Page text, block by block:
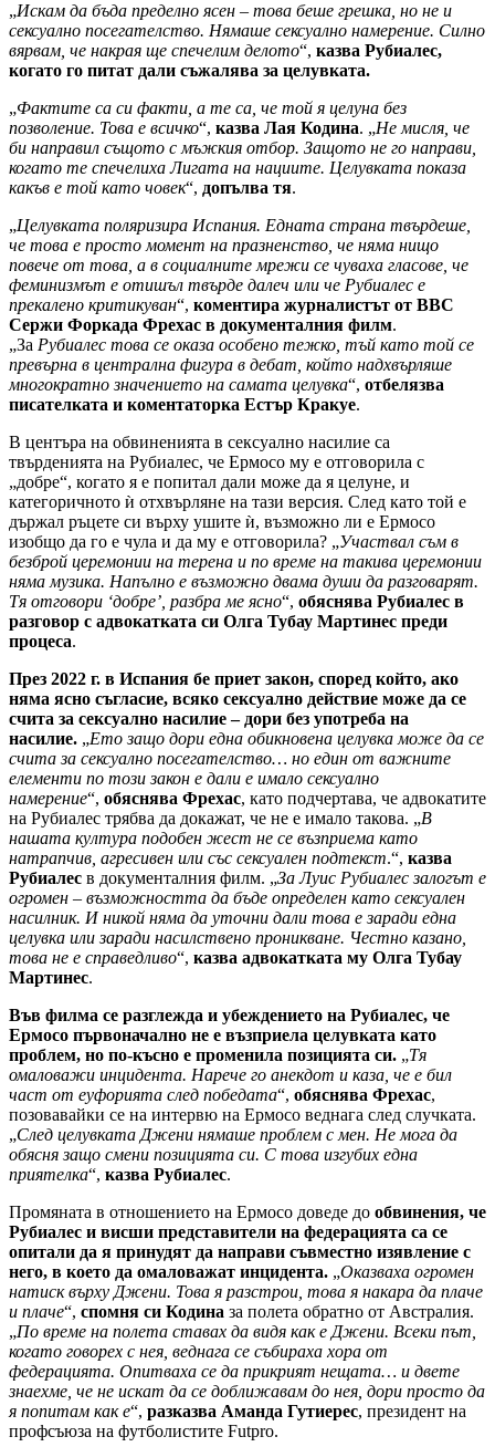
„Искам да бъда пределно ясен – това беше грешка, но не и
сексуално посегателство. Нямаше сексуално намерение. Силно
вярвам, че накрая ще спечелим делото“, казва Рубиалес,
когато го питат дали съжалява за целувката.
„Фактите са си факти, а те са, че той я целуна без
позволение. Това е всичко“, казва Лая Кодина. „Не мисля, че
би направил същото с мъжкия отбор. Защото не го направи,
когато те спечелиха Лигата на нациите. Целувката показа
какъв е той като човек“, допълва тя.
„Целувката поляризира Испания. Едната страна твърдеше,
че това е просто момент на празненство, че няма нищо
повече от това, а в социалните мрежи се чуваха гласове, че
феминизмът е отишъл твърде далеч или че Рубиалес е
прекалено критикуван“, коментира журналистът от BBC
Сержи Форкада Фрехас в документалния филм.
„За Рубиалес това се оказа особено тежко, тъй като той се
превърна в централна фигура в дебат, който надхвърляше
многократно значението на самата целувка“, отбелязва
писателката и коментаторка Естър Кракуе.
В центъра на обвиненията в сексуално насилие са
твърденията на Рубиалес, че Ермосо му е отговорила с
„добре“, когато я е попитал дали може да я целуне, и
категоричното ѝ отхвърляне на тази версия. След като той е
държал ръцете си върху ушите ѝ, възможно ли е Ермосо
изобщо да го е чула и да му е отговорила? „Участвал съм в
безброй церемонии на терена и по време на такива церемонии
няма музика. Напълно е възможно двама души да разговарят.
Тя отговори ‘добре’, разбра ме ясно“, обяснява Рубиалес в
разговор с адвокатката си Олга Тубау Мартинес преди
процеса.
През 2022 г. в Испания бе приет закон, според който, ако
няма ясно съгласие, всяко сексуално действие може да се
счита за сексуално насилие – дори без употреба на
насилие. „Ето защо дори една обикновена целувка може да се
счита за сексуално посегателство… но един от важните
елементи по този закон е дали е имало сексуално
намерение“, обяснява Фрехас, като подчертава, че адвокатите
на Рубиалес трябва да докажат, че не е имало такова. „В
нашата култура подобен жест не се възприема като
натрапчив, агресивен или със сексуален подтекст.“, казва
Рубиалес в документалния филм. „За Луис Рубиалес залогът е
огромен – възможността да бъде определен като сексуален
насилник. И никой няма да уточни дали това е заради една
целувка или заради насилствено проникване. Честно казано,
това не е справедливо“, казва адвокатката му Олга Тубау
Мартинес.
Във филма се разглежда и убеждението на Рубиалес, че
Ермосо първоначално не е възприела целувката като
проблем, но по-късно е променила позицията си. „Тя
омаловажи инцидента. Нарече го анекдот и каза, че е бил
част от еуфорията след победата“, обяснява Фрехас,
позовавайки се на интервю на Ермосо веднага след случката.
„След целувката Джени нямаше проблем с мен. Не мога да
обясня защо смени позицията си. С това изгубих една
приятелка“, казва Рубиалес.
Промяната в отношението на Ермосо доведе до обвинения, че
Рубиалес и висши представители на федерацията са се
опитали да я принудят да направи съвместно изявление с
него, в което да омаловажат инцидента. „Оказваха огромен
натиск върху Джени. Това я разстрои, това я накара да плаче
и плаче“, спомня си Кодина за полета обратно от Австралия.
„По време на полета ставах да видя как е Джени. Всеки път,
когато говорех с нея, веднага се събираха хора от
федерацията. Опитваха се да прикрият нещата… и двете
знаехме, че не искат да се доближавам до нея, дори просто да
я попитам как е“, разказва Аманда Гутиерес, президент на
профсъюза на футболистите Futpro.